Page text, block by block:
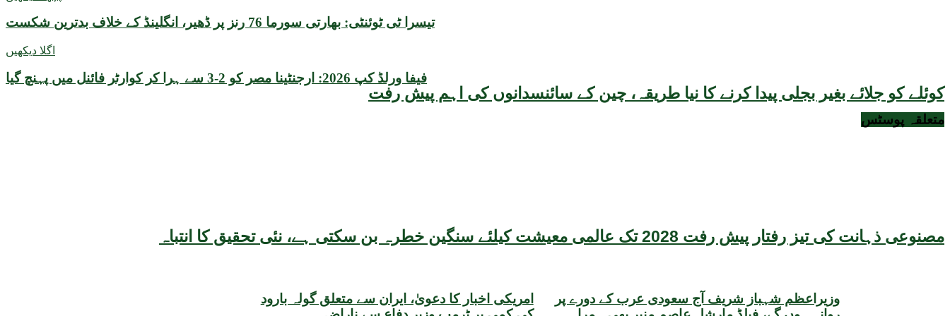
کوئلے کو جلائے بغیر بجلی پیدا کرنے کا نیا طریقہ، چین کے سائنسدانوں کی اہم پیش رفت
مصنوعی ذہانت کی تیز رفتار پیش رفت 2028 تک عالمی معیشت کیلئے سنگین خطرہ بن سکتی ہے، نئی تحقیق کا انتباہ
تیسرا ٹی ٹوئنٹی: بھارتی سورما 76 رنز پر ڈھیر، انگلینڈ کے خلاف بدترین شکست
اگلا دیکھیں
فیفا ورلڈ کپ 2026: ارجنٹینا مصر کو 2-3 سے ہرا کر کوارٹر فائنل میں پہنچ گیا
متعلقہ پوسٹس
وزیراعظم شہباز شریف آج سعودی عرب کے دورے پر
امریکی اخبار کا دعویٰ، ایران سے متعلق گولہ بارود